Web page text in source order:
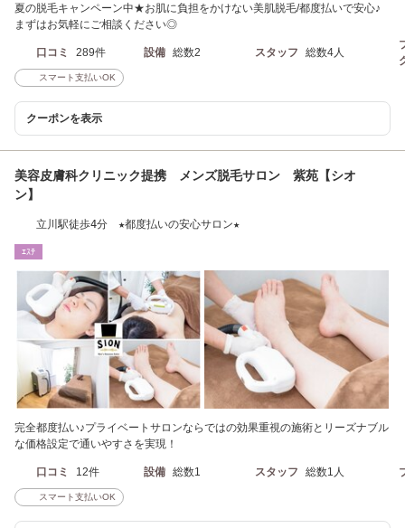
夏の脱毛キャンペーン中★お肌に負担をかけない美肌脱毛/都度払いで安心♪
まずはお気軽にご相談ください◎
口コミ 289件 設備 総数2 スタッフ 総数4人
スマート支払いOK
クーポンを表示
美容皮膚科クリニック提携 メンズ脱毛サロン 紫苑【シオ
ン】
立川駅徒歩4分 ★都度払いの安心サロン★
ｴｽﾃ
完全都度払い♪プライベートサロンならではの効果重視の施術とリーズナブル
な価格設定で通いやすさを実現！
口コミ 12件 設備 総数1 スタッフ 総数1人
スマート支払いOK